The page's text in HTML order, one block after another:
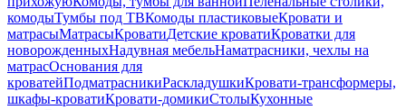
комодыТумбы под ТВКомоды пластиковыеКровати и
матрасыМатрасыКроватиДетские кроватиКроватки для
новорожденныхНадувная мебельНаматрасники, чехлы на
матрасОснования для
кроватейПодматрасникиРаскладушкиКровати-трансформеры,
шкафы-кроватиКровати-домикиСтолыКухонные